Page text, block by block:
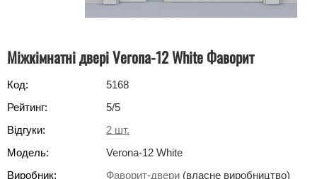
Міжкімнатні двері Verona-12 White Фаворит
Код:
5168
Рейтинг:
5/5
Відгуки:
2 шт.
Модель:
Verona-12 White
Виробник:
Фаворит-двери (власне виробництво)